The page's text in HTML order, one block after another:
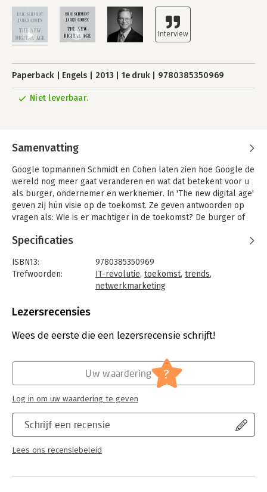
Paperback Engels 2013 1e druk 9780385350969
Niet leverbaar.
Samenvatting
Google topmannen Schmidt en Cohen laten zien hoe Google de
wereld nog meer gaat veranderen en wat dat betekent voor u
als burger, ondernemer en werknemer. In 'The new digital age'
geven zij hún visie op de toekomst. Ze geven antwoorden op
vragen als: Wie is er machtiger in de toekomst? De burger of
gaan we om met de spanning tussen privacy en beveiliging?
digitale tijdperk?
Specificaties
ISBN13:
9780385350969
Trefwoorden:
IT-revolutie, toekomst, trends,
netwerkmarketing
Bindwijze:
Uitgever:
Knopf
Hoofdrubriek: Internet en social media
Lezersrecensies
Wees de eerste die een lezersrecensie schrijft!
Schrijf een recensie
Lees ons recensiebeleid
Uw waardering ?
Log in om uw waardering te geven